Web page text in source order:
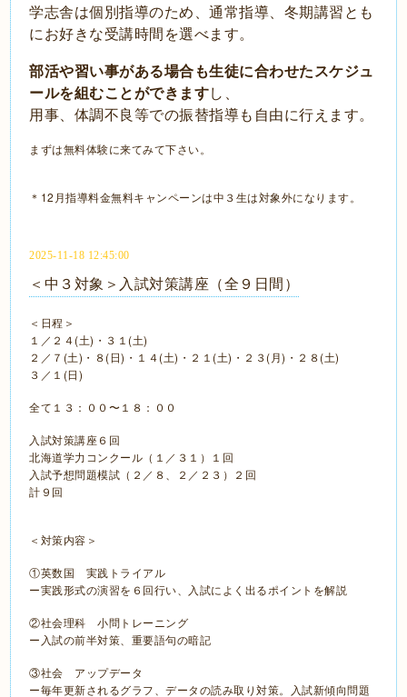
学志舎は個別指導のため、通常指導、冬期講習とも
にお好きな受講時間を選べます。
部活や習い事がある場合も生徒に合わせたスケジュ
ールを組むことができますし、
用事、体調不良等での振替指導も自由に行えます。
まずは無料体験に来てみて下さい。
＊12月指導料金無料キャンペーンは中３生は対象外になります。
2025-11-18 12:45:00
＜中３対象＞入試対策講座（全９日間）
＜日程＞
１／２４(土)・３１(土)
２／７(土)・８(日)・１４(土)・２１(土)・２３(月)・２８(土)
３／１(日)
全て１３：００〜１８：００
入試対策講座６回
北海道学力コンクール（１／３１）１回
入試予想問題模試（２／８、２／２３）２回
計９回
＜対策内容＞
①英数国 実践トライアル
ー実践形式の演習を６回行い、入試によく出るポイントを解説
②社会理科 小問トレーニング
ー入試の前半対策、重要語句の暗記
③社会 アップデータ
ー毎年更新されるグラフ、データの読み取り対策。入試新傾向問題